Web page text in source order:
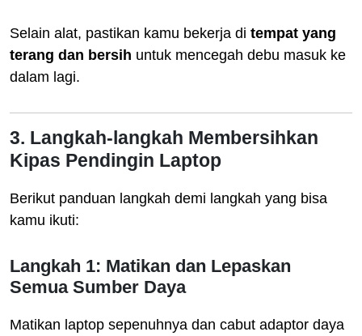
Selain alat, pastikan kamu bekerja di tempat yang
terang dan bersih untuk mencegah debu masuk ke
dalam lagi.
3. Langkah-langkah Membersihkan
Kipas Pendingin Laptop
Berikut panduan langkah demi langkah yang bisa
kamu ikuti:
Langkah 1: Matikan dan Lepaskan
Semua Sumber Daya
Matikan laptop sepenuhnya dan cabut adaptor daya